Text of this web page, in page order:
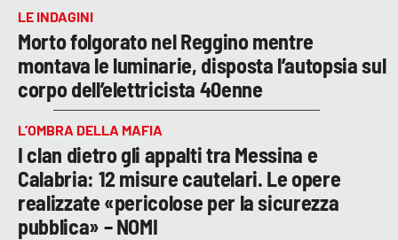
LE INDAGINI
Morto folgorato nel Reggino mentre
montava le luminarie, disposta l’autopsia sul
corpo dell’elettricista 40enne
L’OMBRA DELLA MAFIA
I clan dietro gli appalti tra Messina e
Calabria: 12 misure cautelari. Le opere
realizzate «pericolose per la sicurezza
pubblica» – NOMI